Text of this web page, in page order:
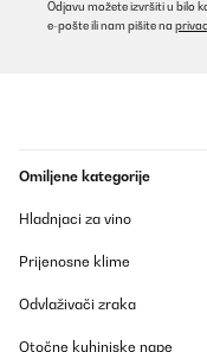
Odjavu možete izvršiti u bilo
e-pošte ili nam pišite na
Omiljene kategorije
Hladnjaci za vino
Prijenosne klime
Odvlaživači zraka
Otočne kuhinjske nape